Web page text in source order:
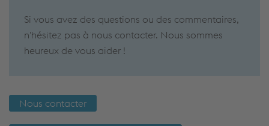
Si vous avez des questions ou des commentaires,
n'hésitez pas à nous contacter. Nous sommes
heureux de vous aider !
Nous contacter